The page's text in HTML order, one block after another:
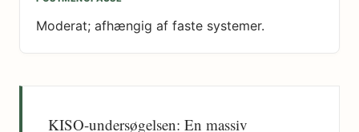
Moderat; afhængig af faste systemer.
KISO-undersøgelsen: En massiv